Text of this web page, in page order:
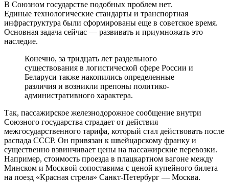
В Союзном государстве подобных проблем нет.
Единые технологические стандарты и транспортная
инфраструктура были сформированы еще в советское время.
Основная задача сейчас — развивать и приумножать это
наследие.
Конечно, за тридцать лет раздельного
существования в логистической сфере России и
Беларуси также накопились определенные
различия и возникли препоны политико-
административного характера.
Так, пассажирское железнодорожное сообщение внутри
Союзного государства страдает от действия
межгосударственного тарифа, который стал действовать после
распада СССР. Он привязан к швейцарскому франку и
существенно взвинчивает цены на пассажирские перевозки.
Например, стоимость проезда в плацкартном вагоне между
Минском и Москвой сопоставима с ценой купейного билета
на поезд «Красная стрела» Санкт-Петербург — Москва.